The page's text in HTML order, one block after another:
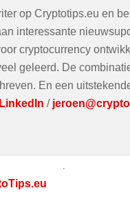
op Cryptotips.eu en
interessante
cryptocurrency
geleerd. De
En een
/